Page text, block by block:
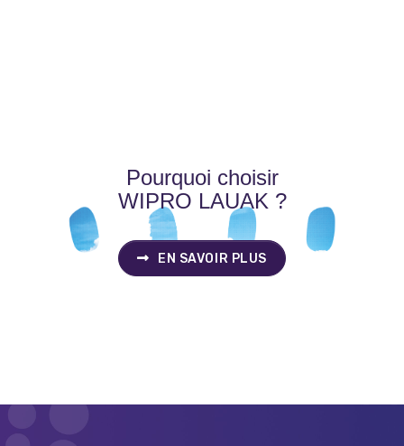
Pourquoi choisir
WIPRO LAUAK ?
EN SAVOIR PLUS